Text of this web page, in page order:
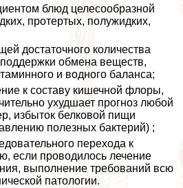
блюд целесообразной
протертых, полужидких,
достаточного количества
обмена веществ,
и водного баланса;
к составу кишечной флоры,
ухудшает прогноз любой
избыток белковой пищи
полезных бактерий) ;
перехода к
если проводилось лечение
выполнение требований всю
патологии.